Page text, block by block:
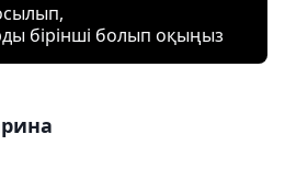
бірінші болып оқыңыз